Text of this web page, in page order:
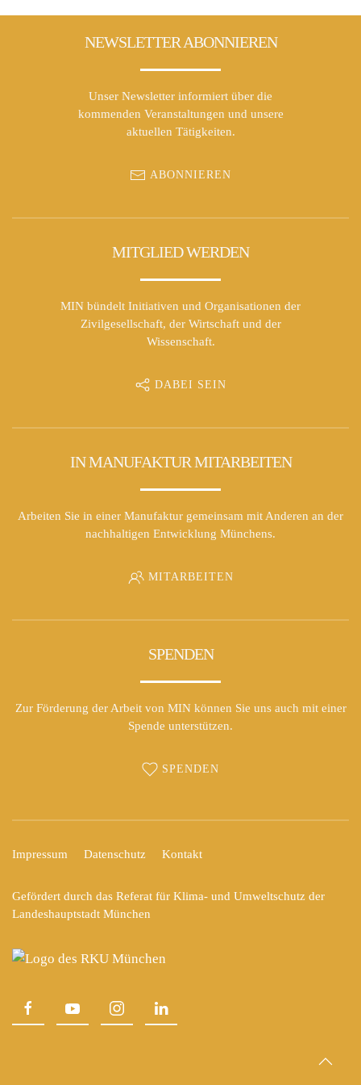
NEWSLETTER ABONNIEREN
Unser Newsletter informiert über die
kommenden Veranstaltungen und unsere
aktuellen Tätigkeiten.
ABONNIEREN
MITGLIED WERDEN
MIN bündelt Initiativen und Organisationen der
Zivilgesellschaft, der Wirtschaft und der
Wissenschaft.
DABEI SEIN
IN MANUFAKTUR MITARBEITEN
Arbeiten Sie in einer Manufaktur gemeinsam mit Anderen an der
nachhaltigen Entwicklung Münchens.
MITARBEITEN
SPENDEN
Zur Förderung der Arbeit von MIN können Sie uns auch mit einer
Spende unterstützen.
SPENDEN
Impressum Datenschutz Kontakt
Gefördert durch das Referat für Klima- und Umweltschutz der
Landeshauptstadt München